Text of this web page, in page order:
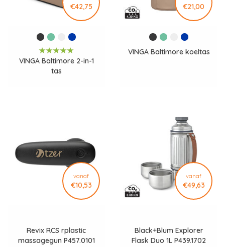
€42,75
VINGA Baltimore 2-in-1
tas
€21,00
VINGA Baltimore koeltas
vanaf
€10,53
Revix RCS rplastic
massagegun P457.0101
vanaf
€49,63
Black+Blum Explorer
Flask Duo 1L P439.1702